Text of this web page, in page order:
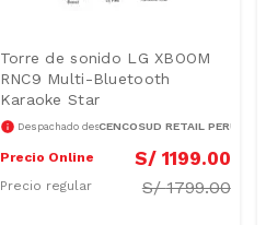
Torre de sonido LG XBOOM
RNC9 Multi-Bluetooth
Karaoke Star
Despachado desdeCENCOSUD RETAIL PERÚ S.A.
Precio Online S/ 1199.00
Precio regular S/1799.00